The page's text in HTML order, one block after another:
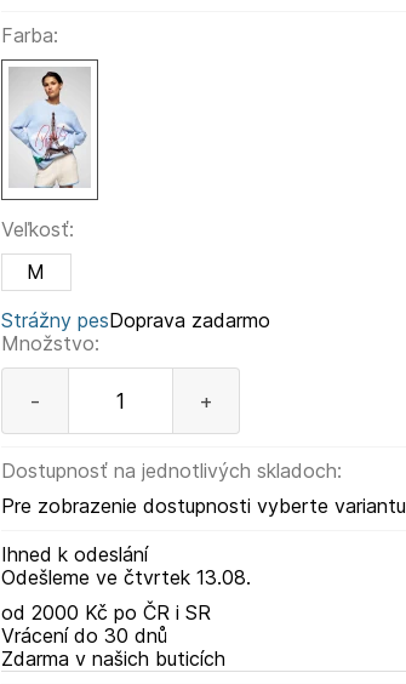
Farba:
Veľkosť:
M
Strážny pes
Množstvo:
- +
Dostupnosť na jednotlivých skladoch:
Pre zobrazenie dostupnosti vyberte variantu
Ihned k odeslání
Odešleme ve čtvrtek13.08.
Doprava zadarmo
od 2000 Kč po ČR i SR
Vrácení do 30 dnů
Zdarma v našich buticích